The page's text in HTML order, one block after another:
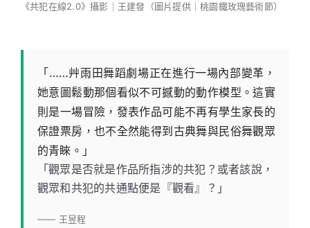
《共犯在線2.0》攝影｜王建發（圖片提供｜桃園鐵玫瑰藝術節）
「……艸雨田舞蹈劇場正在進行一場內部變革，
她意圖鬆動那個看似不可撼動的動作模型。這實
則是一場冒險，發表作品可能不再有學生家長的
保證票房，也不全然能得到古典舞與民俗舞觀眾
的青睞。」
「觀眾是否就是作品所指涉的共犯？或者該說，
觀眾和共犯的共通點便是『觀看』？」
—— 王昱程